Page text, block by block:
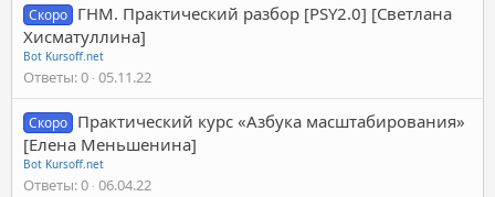
Скоро ГНМ. Практический разбор [PSY2.0] [Светлана
Хисматуллина]
Bot Kursoff.net
Ответы 0 05.11.22
Скоро Практический курс «Азбука масштабирования»
[Елена Меньшенина]
Bot Kursoff.net
Ответы 0 06.04.22